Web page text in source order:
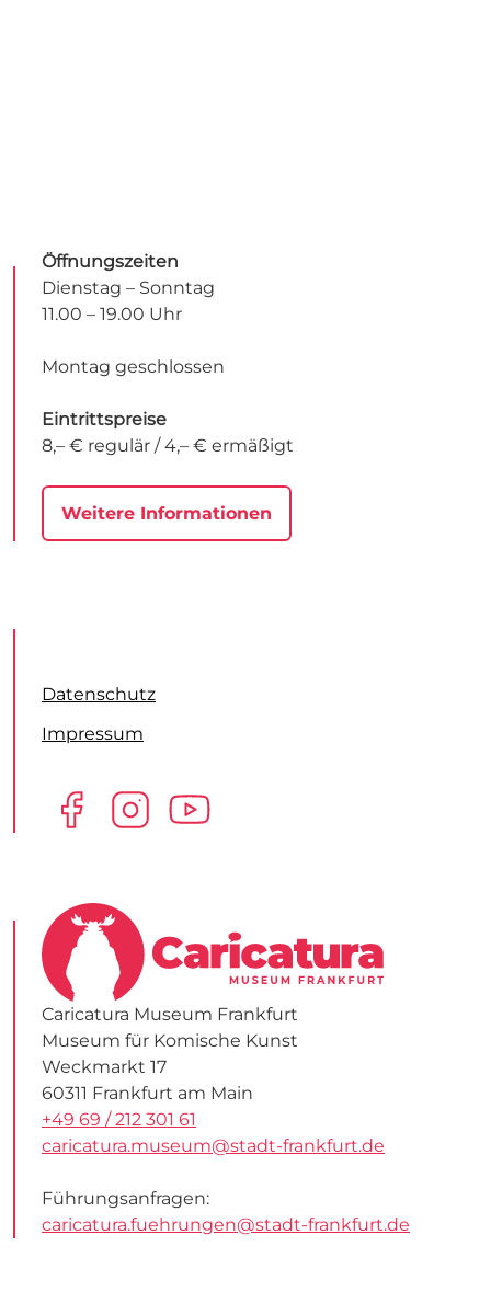
Öffnungszeiten
Dienstag – Sonntag
11.00 – 19.00 Uhr
Montag geschlossen
Eintrittspreise
8,– € regulär / 4,– € ermäßigt
Weitere Informationen
Datenschutz
Impressum
Caricatura Museum Frankfurt
Museum für Komische Kunst
Weckmarkt 17
60311 Frankfurt am Main
+49 69 / 212 301 61
caricatura.museum@stadt-frankfurt.de
Führungsanfragen:
caricatura.fuehrungen@stadt-frankfurt.de